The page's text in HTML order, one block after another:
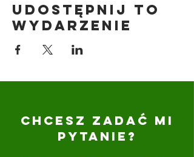
Udostępnij to
wydarzenie
CHCESZ ZADAĆ MI
PYTANIE?